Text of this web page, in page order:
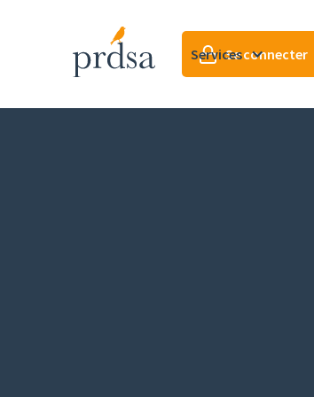
ServicesSe connecter